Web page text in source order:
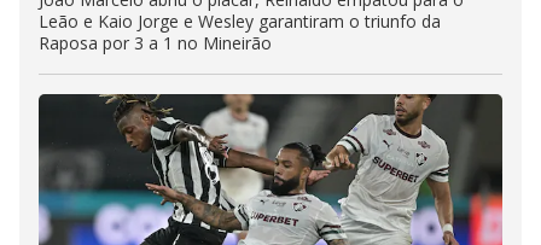
Leão e Kaio Jorge e Wesley garantiram o triunfo da
Raposa por 3 a 1 no Mineirão